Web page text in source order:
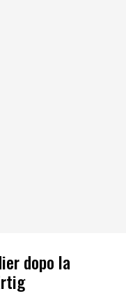
dopo la